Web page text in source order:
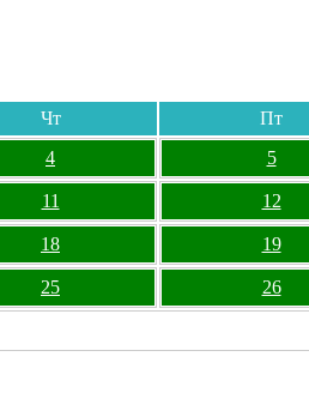
Чт Пт
4 5
11 12
18 19
25 26